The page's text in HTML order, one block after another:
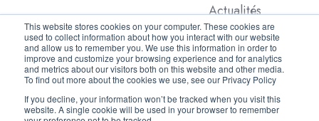
This website stores cookies on your computer. These cookies are
used to collect information about how you interact with our website
and allow us to remember you. We use this information in order to
improve and customize your browsing experience and for analytics
and metrics about our visitors both on this website and other media.
To find out more about the cookies we use, see our Privacy Policy
If you decline, your information won’t be tracked when you visit this
website. A single cookie will be used in your browser to remember
Actualités